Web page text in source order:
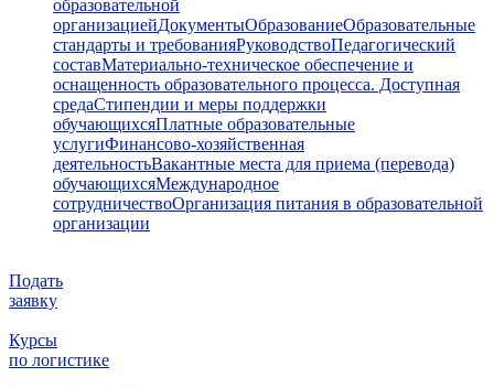
образовательной
организациейДокументыОбразованиеОбразовательные
стандарты и требованияРуководствоПедагогический
составМатериально-техническое обеспечение и
оснащенность образовательного процесса. Доступная
средаСтипендии и меры поддержки
обучающихсяПлатные образовательные
услугиФинансово-хозяйственная
деятельностьВакантные места для приема (перевода)
обучающихсяМеждународное
сотрудничествоОрганизация питания в образовательной
организации
Подать
заявку
Курсы
по логистике